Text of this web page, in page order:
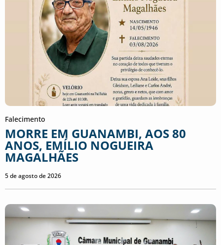
Falecimento
MORRE EM GUANAMBI, AOS 80
ANOS, EMÍLIO NOGUEIRA
MAGALHÃES
5 de agosto de 2026